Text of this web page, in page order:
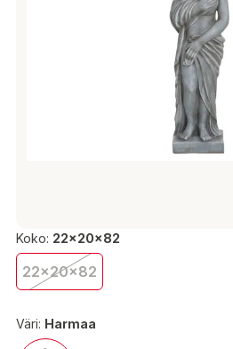
Koko: 22x20x82
22x20x82
Väri: Harmaa